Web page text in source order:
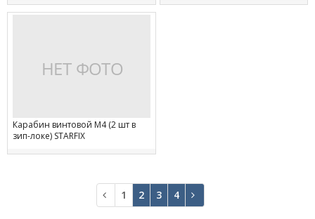
Карабин винтовой М4 (2 шт в
зип-локе) STARFIX
В
1 2 3
4
В